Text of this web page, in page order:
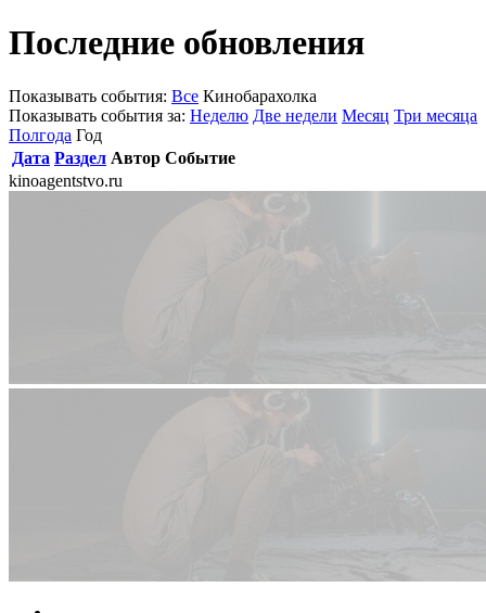
Последние обновления
Показывать события: Все Кинобарахолка
Показывать события за: Неделю Две недели Месяц Три месяца
Полгода Год
Дата Раздел Автор Событие
kinoagentstvo.ru